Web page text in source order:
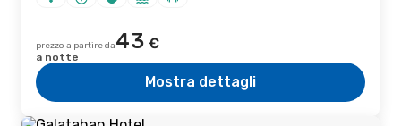
prezzo a partire da43 €
a notte
Mostra dettagli